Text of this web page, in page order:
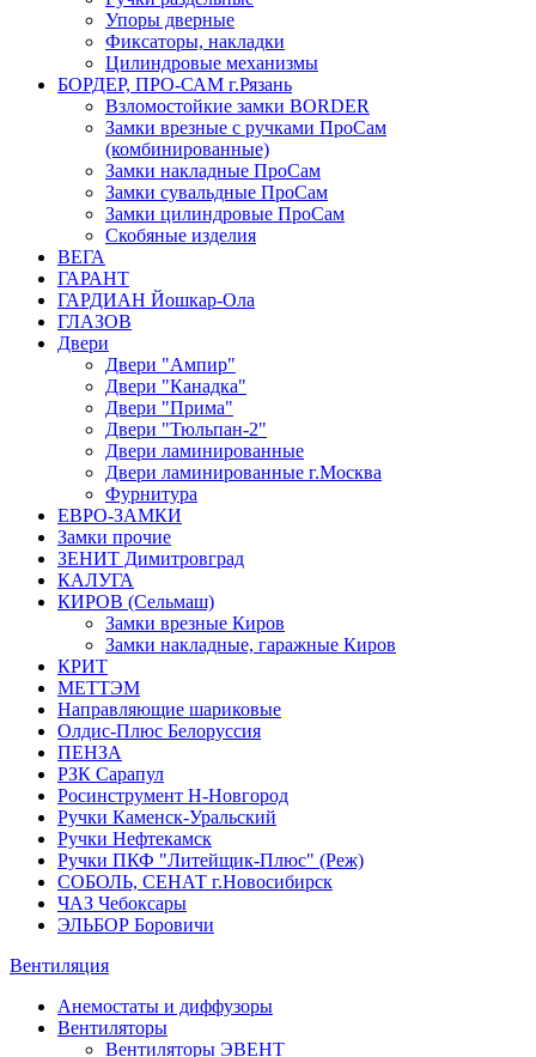
Упоры дверные
Фиксаторы, накладки
Цилиндровые механизмы
БОРДЕР, ПРО-САМ г.Рязань
Взломостойкие замки BORDER
Замки врезные с ручками ПроСам
(комбинированные)
Замки накладные ПроСам
Замки сувальдные ПроСам
Замки цилиндровые ПроСам
Скобяные изделия
ВЕГА
ГАРАНТ
ГАРДИАН Йошкар-Ола
ГЛАЗОВ
Двери
Двери "Ампир"
Двери "Канадка"
Двери "Прима"
Двери "Тюльпан-2"
Двери ламинированные
Двери ламинированные г.Москва
Фурнитура
ЕВРО-ЗАМКИ
Замки прочие
ЗЕНИТ Димитровград
КАЛУГА
КИРОВ (Сельмаш)
Замки врезные Киров
Замки накладные, гаражные Киров
КРИТ
МЕТТЭМ
Направляющие шариковые
Олдис-Плюс Белоруссия
ПЕНЗА
РЗК Сарапул
Росинструмент Н-Новгород
Ручки Каменск-Уральский
Ручки Нефтекамск
Ручки ПКФ "Литейщик-Плюс" (Реж)
СОБОЛЬ, СЕНАТ г.Новосибирск
ЧАЗ Чебоксары
ЭЛЬБОР Боровичи
Вентиляция
Анемостаты и диффузоры
Вентиляторы
Вентиляторы ЭВЕНТ